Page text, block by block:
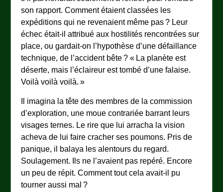
son rapport. Comment étaient classées les
expéditions qui ne revenaient même pas ? Leur
échec était-il attribué aux hostilités rencontrées sur
place, ou gardait-on l’hypothèse d’une défaillance
technique, de l’accident bête ? « La planète est
déserte, mais l’éclaireur est tombé d’une falaise.
Voilà voilà voilà. »
Il imagina la tête des membres de la commission
d’exploration, une moue contrariée barrant leurs
visages ternes. Le rire que lui arracha la vision
acheva de lui faire cracher ses poumons. Pris de
panique, il balaya les alentours du regard.
Soulagement. Ils ne l’avaient pas repéré. Encore
un peu de répit. Comment tout cela avait-il pu
tourner aussi mal ?